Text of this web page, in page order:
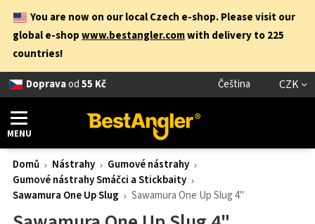
You are now on our local Czech e-shop. Please visit our
global e-shopwww.bestangler.comwith delivery to 225
countries!
Dopravaod55 Kč Čeština CZK
MENU
Domů Nástrahy
Gumové nástrahy
Gumové nástrahy Smáčci a Stickbaity
Sawamura One Up Slug
Sawamura One Up Slug 4"